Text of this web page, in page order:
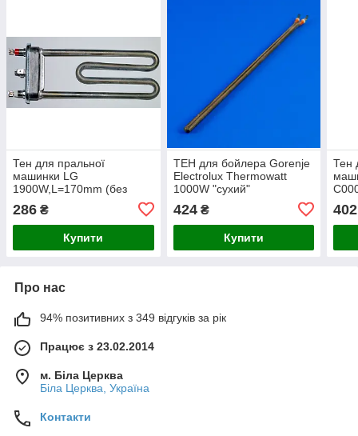
Тен для пральної
машинки LG
1900W,L=170mm (без
датчика,Thermowatt)
286 ₴
Купити
ТЕН для бойлера Gorenje
Electrolux Thermowatt
1000W "сухий"
424₴
Купити
Тен
402
Про нас
94% позитивних з 349 відгуків за рік
Працює з 23.02.2014
м. Біла Церква
Біла Церква, Україна
Контакти